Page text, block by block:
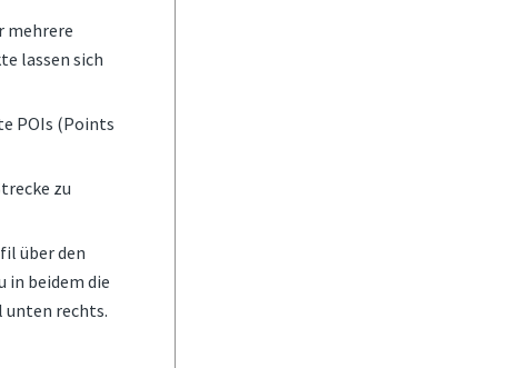
mehrere
lassen sich
POIs (Points
zu
über den
in beidem die
unten rechts.